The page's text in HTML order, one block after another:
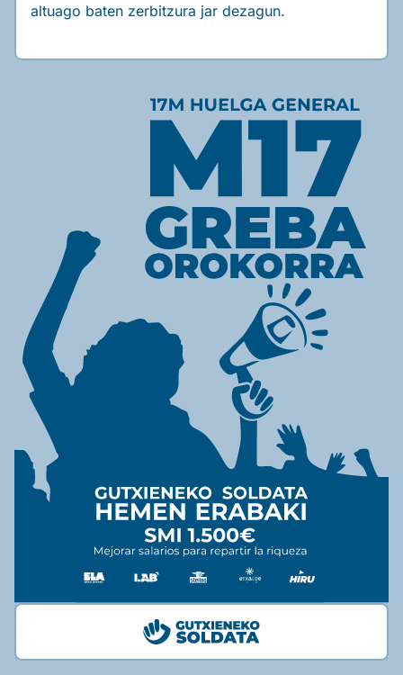
altuago baten zerbitzura jar dezagun.